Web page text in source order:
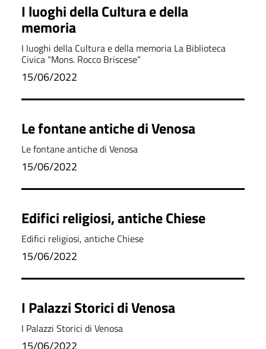
I luoghi della Cultura e della
memoria
I luoghi della Cultura e della memoria La Biblioteca
Civica “Mons. Rocco Briscese”
15/06/2022
Le fontane antiche di Venosa
Le fontane antiche di Venosa
15/06/2022
Edifici religiosi, antiche Chiese
Edifici religiosi, antiche Chiese
15/06/2022
I Palazzi Storici di Venosa
I Palazzi Storici di Venosa
15/06/2022